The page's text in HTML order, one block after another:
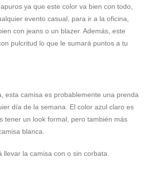
ya que este color va bien con todo,
evento casual, para ir a la oficina,
con jeans o un blazer. Además, este
pulcritud lo que le sumará puntos a tu
esta camisa es probablemente una prenda
día de la semana. El color azul claro es
tener un look formal, pero también más
blanca.
llevar la camisa con o sin corbata.